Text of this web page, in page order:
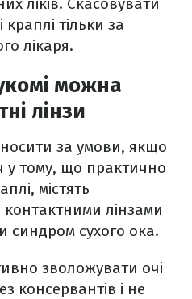
тільки за
лікаря.
можна
лінзи
за умови, якщо
у тому, що практично
містять
контактними лінзами
синдром сухого ока.
зволожувати очі
консервантів і не